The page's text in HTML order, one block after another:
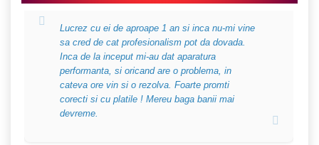
Lucrez cu ei de aproape 1 an si inca nu-mi vine
sa cred de cat profesionalism pot da dovada.
Inca de la inceput mi-au dat aparatura
performanta, si oricand are o problema, in
cateva ore vin si o rezolva. Foarte promti
corecti si cu platile ! Mereu baga banii mai
devreme.